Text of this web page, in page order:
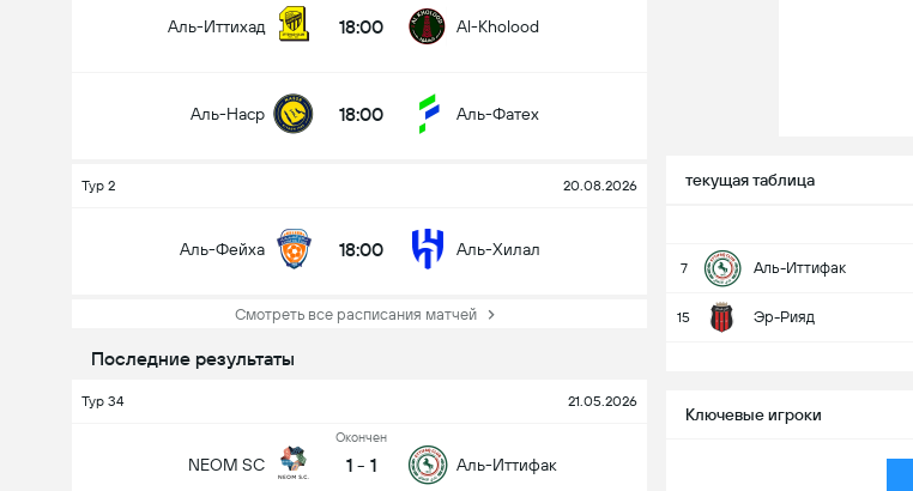
Аль-Иттихад 18:00 Al-Kholood
Аль-Наср 18:00 Аль-Фатех
Тур 2 20.08.2026
Аль-Фейха 18:00 Аль-Хилал
Смотреть все расписания матчей
Последние результаты
Тур 34 21.05.2026
NEOM SC
Oкончен
1 - 1 Аль-Иттифак
текущая таблица
7 Аль-Иттифак
15 Эр-Рияд
Ключевые игроки